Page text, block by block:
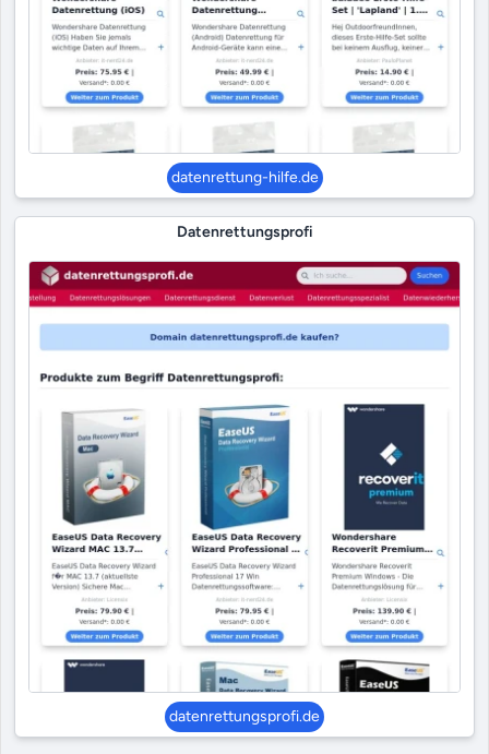
datenrettung-hilfe.de
Datenrettungsprofi
datenrettungsprofi.de